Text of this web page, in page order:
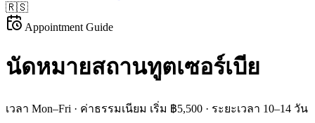
🇷🇸
Appointment Guide
นัดหมายสถานทูตเซอร์เบีย
เวลา Mon–Fri · ค่าธรรมเนียม เริ่ม ฿5,500 · ระยะเวลา 10–14 วัน